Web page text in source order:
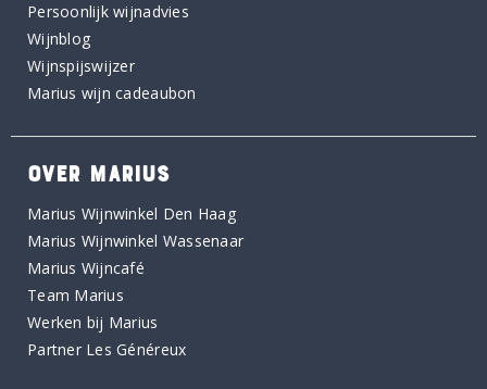
Persoonlijk wijnadvies
Wijnblog
Wijnspijswijzer
Marius wijn cadeaubon
OVER MARIUS
Marius Wijnwinkel Den Haag
Marius Wijnwinkel Wassenaar
Marius Wijncafé
Team Marius
Werken bij Marius
Partner Les Généreux